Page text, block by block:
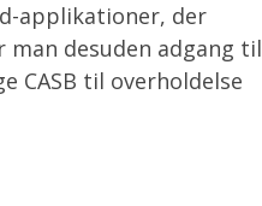
applikationer, der
desuden adgang til
CASB til overholdelse